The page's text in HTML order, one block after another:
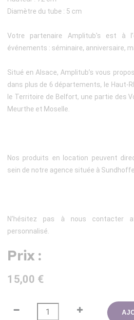
Diamètre du tube : 5 cm
Votre partenaire Amplitub's est à
événements : séminaire, anniversaire,
Situé en Alsace, Amplitub’s vous
dans plus de 6 départements, le Haut-
le Territoire de Belfort, une partie des
Meurthe et Moselle.
Nos produits en location peuvent
sein de notre agence située à
N’hésitez pas à nous contacter
personnalisé.
Prix :
15,00 €